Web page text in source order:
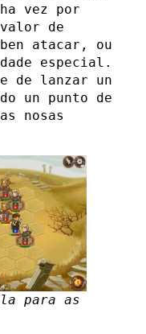
vez por
valor de
atacar, ou
especial.
de lanzar un
un punto de
nosas
para as